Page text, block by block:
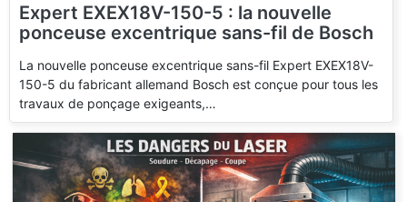
Expert EXEX18V-150-5 : la nouvelle
ponceuse excentrique sans-fil de Bosch
La nouvelle ponceuse excentrique sans-fil Expert EXEX18V-
150-5 du fabricant allemand Bosch est conçue pour tous les
travaux de ponçage exigeants,…